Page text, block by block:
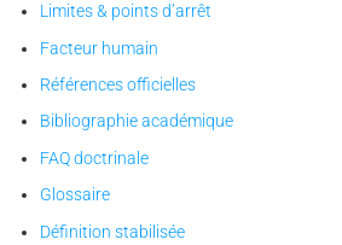
Limites & points d’arrêt
Facteur humain
Références officielles
Bibliographie académique
FAQ doctrinale
Glossaire
Définition stabilisée